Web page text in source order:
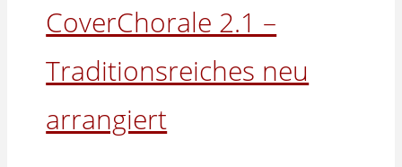
CoverChorale 2.1 –
Traditionsreiches neu
arrangiert